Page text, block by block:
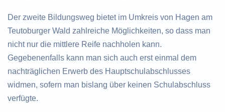
Der zweite Bildungsweg bietet im Umkreis von Hagen am
Teutoburger Wald zahlreiche Möglichkeiten, so dass man
nicht nur die mittlere Reife nachholen kann.
Gegebenenfalls kann man sich auch erst einmal dem
nachträglichen Erwerb des Hauptschulabschlusses
widmen, sofern man bislang über keinen Schulabschluss
verfügte.